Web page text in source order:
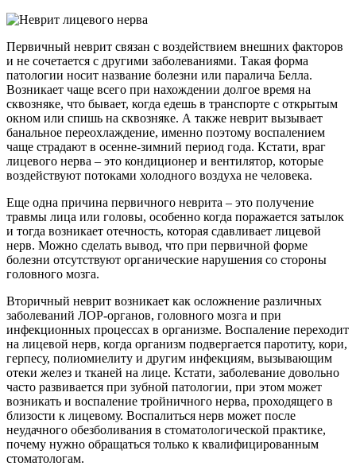
Первичный неврит связан с воздействием внешних факторов
и не сочетается с другими заболеваниями. Такая форма
патологии носит название болезни или паралича Белла.
Возникает чаще всего при нахождении долгое время на
сквозняке, что бывает, когда едешь в транспорте с открытым
окном или спишь на сквозняке. А также неврит вызывает
банальное переохлаждение, именно поэтому воспалением
чаще страдают в осенне-зимний период года. Кстати, враг
лицевого нерва – это кондиционер и вентилятор, которые
воздействуют потоками холодного воздуха не человека.
Еще одна причина первичного неврита – это получение
травмы лица или головы, особенно когда поражается затылок
и тогда возникает отечность, которая сдавливает лицевой
нерв. Можно сделать вывод, что при первичной форме
болезни отсутствуют органические нарушения со стороны
головного мозга.
Вторичный неврит возникает как осложнение различных
заболеваний ЛОР-органов, головного мозга и при
инфекционных процессах в организме. Воспаление переходит
на лицевой нерв, когда организм подвергается паротиту, кори,
герпесу, полиомиелиту и другим инфекциям, вызывающим
отеки желез и тканей на лице. Кстати, заболевание довольно
часто развивается при зубной патологии, при этом может
возникать и воспаление тройничного нерва, проходящего в
близости к лицевому. Воспалиться нерв может после
неудачного обезболивания в стоматологической практике,
почему нужно обращаться только к квалифицированным
стоматологам.